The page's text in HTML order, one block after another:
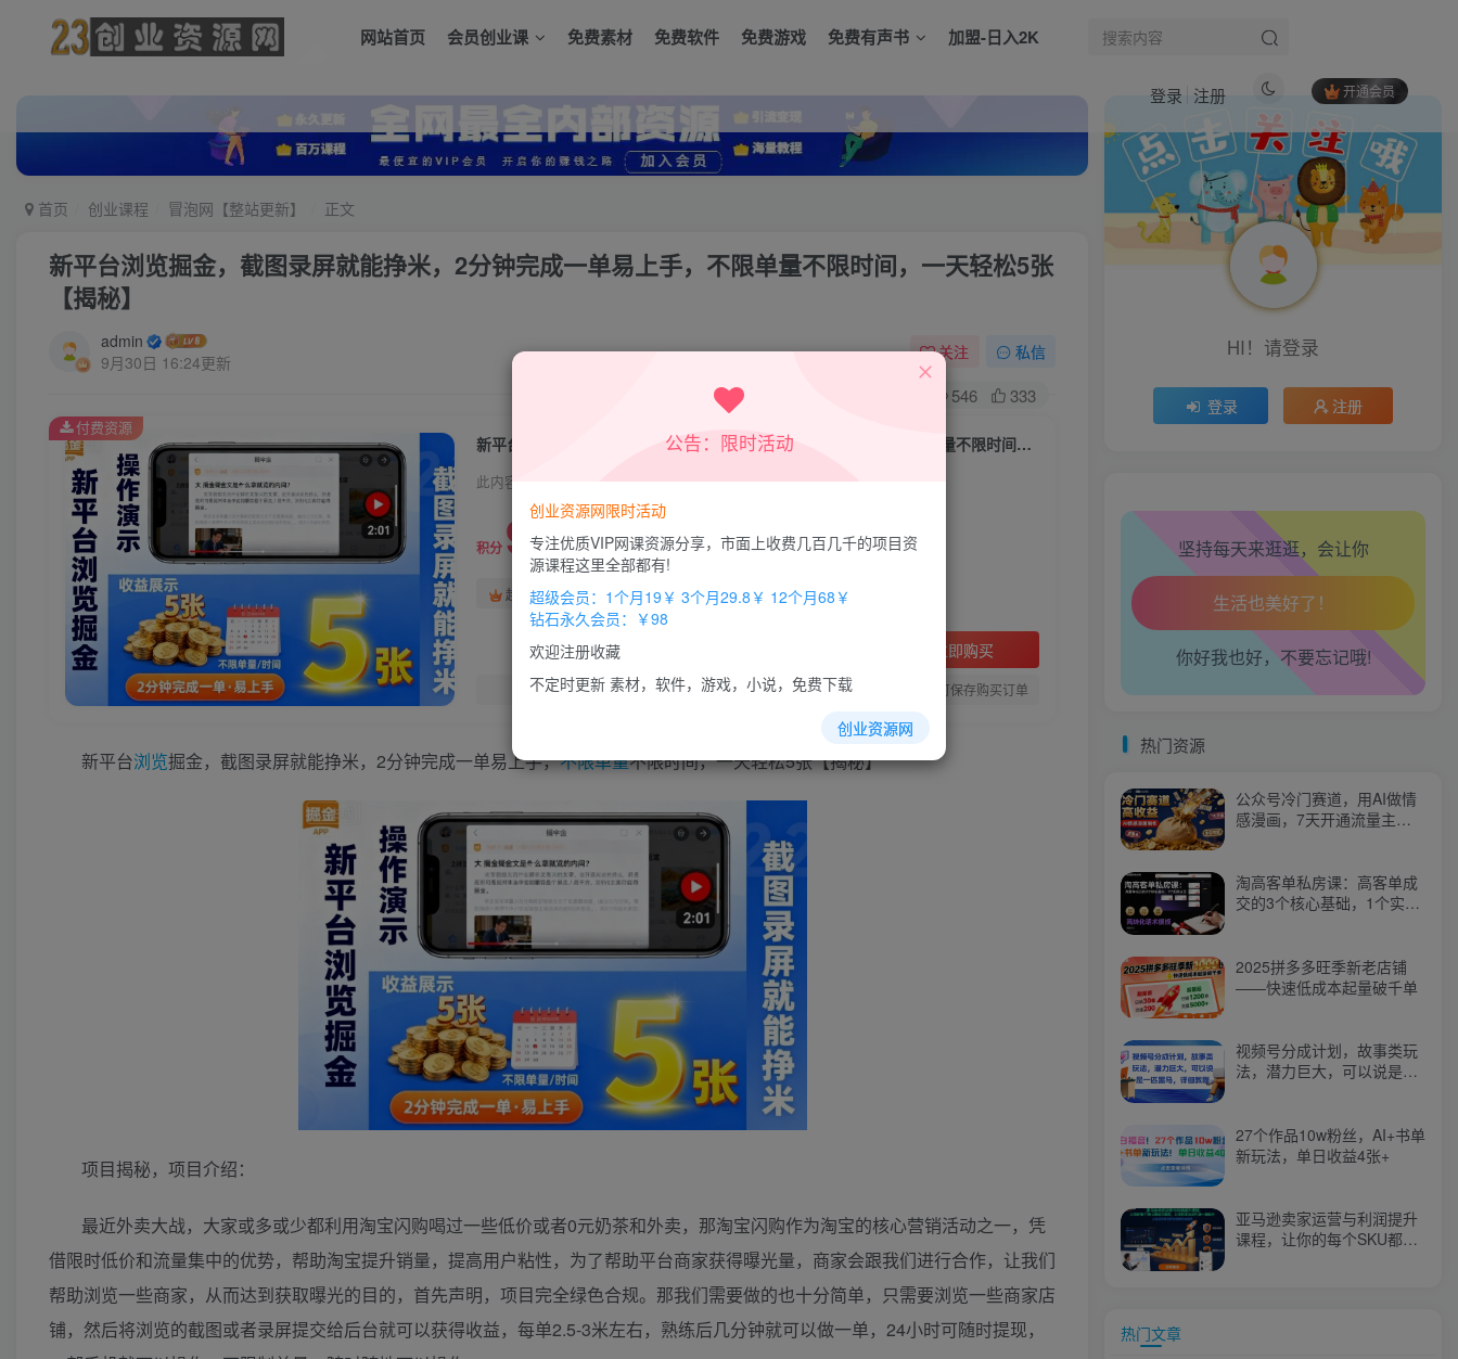
网站首页 会员创业课 免费素材 免费软件 免费游戏 免费有声书 加盟-日入2K
开通会员
登录 注册
首页 创业课程 冒泡网【整站更新】 正文
新平台浏览掘金，截图录屏就能挣米，2分钟完成一单易上手，不限单量不限时间，一天轻松5张
【揭秘】
admin
9月30日 16:24更新
关注 私信
546 333
新平台浏览掘金，截图录屏就能挣米，2分钟完成一单易上手，不限单量不限时间，一天轻松5张【揭秘】
此内容为付费资源，请付费后查看
积分 9.9
超级会员免费 钻石会员 免费
立即购买
您当前未登录！建议登陆后购买，办理会员包月更省钱，可保存购买订单
付费资源
新平台浏览掘金，截图录屏就能挣米，2分钟完成一单易上手，不限单量不限时间，一天轻松5张【揭秘】
项目揭秘，项目介绍：
最近外卖大战，大家或多或少都利用淘宝闪购喝过一些低价或者0元奶茶和外卖，那淘宝闪购作为淘宝的核心营销活动之一，凭
借限时低价和流量集中的优势，帮助淘宝提升销量，提高用户粘性，为了帮助平台商家获得曝光量，商家会跟我们进行合作，让我们
帮助浏览一些商家，从而达到获取曝光的目的，首先声明，项目完全绿色合规。那我们需要做的也十分简单，只需要浏览一些商家店
铺，然后将浏览的截图或者录屏提交给后台就可以获得收益，每单2.5-3米左右，熟练后几分钟就可以做一单，24小时可随时提现，
热门文章
一条视频18W点赞，涨粉6.5W粉佣金8541米，视频号+抖音=王炸
虚拟形象打造实战课：精通AI制作逼真数字人，足不出镜轻松开展产品带货与变现
阿里铁军即落地、可复制的销售管理技能，不能拿业绩的管理技能都在扯淡
电脑搬砖天花板：AI自动写稿+免费变现渠道，月稳定2W，长期稳定可做
朋友圈美化课堂，教你轻松打造，吸睛又吸金的朋友圈，私域不看，变现少一半
HI！请登录
登录 注册
坚持每天来逛逛，会让你
心情也舒畅了！
腰也不酸了！
工作也轻松了！
你好我也好，不要忘记哦!
热门资源
公众号冷门赛道，用AI做情
感漫画，7天开通流量主，
淘高客单私房课：高客单成
交的3个核心基础，1个实操
2025拼多多旺季新老店铺
——快速低成本起量破千单
视频号分成计划，故事类玩
法，潜力巨大，可以说是一
27个作品10w粉丝，AI+书单
新玩法，单日收益4张+
亚马逊卖家运营与利润提升
课程，让你的每个SKU都成
热门文章
公告：限时活动
创业资源网限时活动
专注优质VIP网课资源分享，市面上收费几百几千的项目资
源课程这里全部都有!
超级会员：1个月19￥ 3个月29.8￥ 12个月68￥
钻石永久会员：￥98
欢迎注册收藏
不定时更新 素材，软件，游戏，小说，免费下载
创业资源网